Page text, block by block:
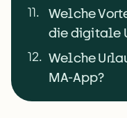
11.
Welche
die digitale
12. Welche
MA-App?